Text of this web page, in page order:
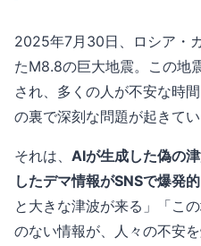
2025年7月30日、ロシア・
たM8.8の巨大地震。この地
され、多くの人が不安な時
の裏で深刻な問題が起きて
それは、 AIが生成した偽の
したデマ情報がSNSで爆発
と大きな津波が来る」「こ
のない情報が、人々の不安